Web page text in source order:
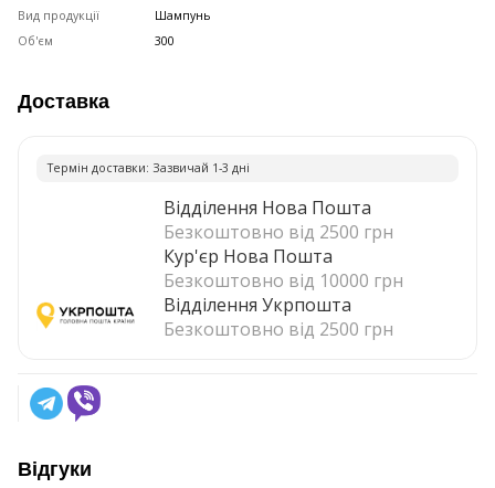
Вид продукції
Шампунь
Об'єм
300
Доставка
Термiн доставки: Зазвичай 1-3 днi
Відділення Нова Пошта
Безкоштовно від 2500 грн
Кур'єр Нова Пошта
Безкоштовно від 10000 грн
Відділення Укрпошта
Безкоштовно від 2500 грн
Відгуки